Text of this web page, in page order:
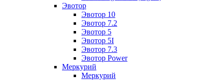
Эвотор
Эвотор 10
Эвотор 7.2
Эвотор 5
Эвотор 5I
Эвотор 7.3
Эвотор Power
Меркурий
Меркурий